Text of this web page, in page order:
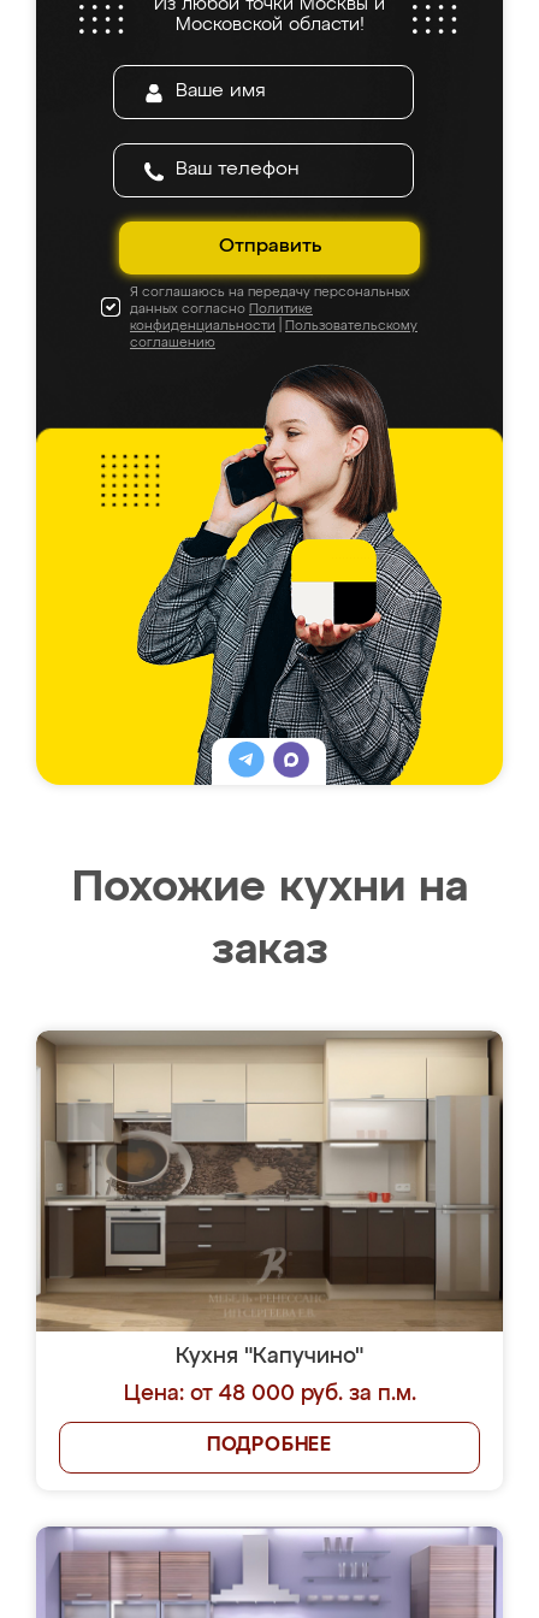
Из любой точки Москвы и
Московской области!
Отправить
Я соглашаюсь на передачу персональных
данных согласно Политике
конфиденциальности
Пользовательскому
соглашению
Похожие кухни на
заказ
Кухня "Капучино"
Цена: от 48 000 руб. за п.м.
ПОДРОБНЕЕ